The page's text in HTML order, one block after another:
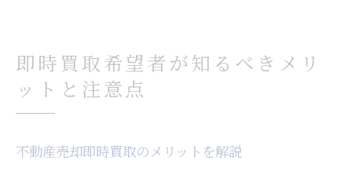
即時買取希望者が知るべきメリ
ットと注意点
不動産売却即時買取のメリットを解説